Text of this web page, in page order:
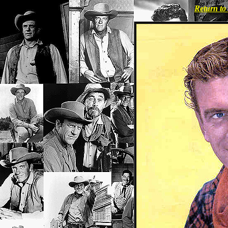
Return to